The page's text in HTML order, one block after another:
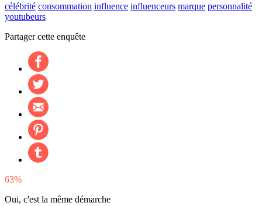
célébrité consommation influence influenceurs marque personnalité
youtubeurs
Partager cette enquête
63%
Oui, c'est la même démarche